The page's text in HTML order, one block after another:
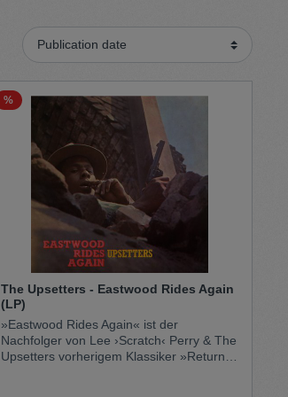
Sweater
Cardigan
Schale
%
The Upsetters - Eastwood Rides Again
(LP)
»Eastwood Rides Again« ist der
Nachfolger von Lee ›Scratch‹ Perry & The
Upsetters vorherigem Klassiker »Return